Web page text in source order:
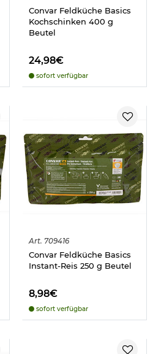
Convar Feldküche Basics
Kochschinken 400 g
Beutel
24,98€
sofort verfügbar
Art. 709416
Convar Feldküche Basics
Instant-Reis 250 g Beutel
8,98€
sofort verfügbar